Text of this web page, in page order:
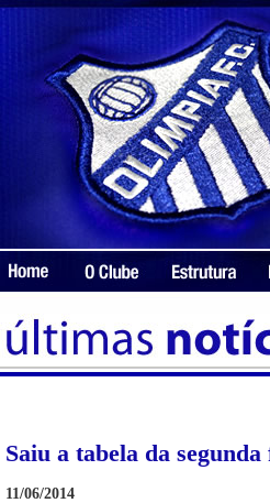
Saiu a tabela da
11/06/2014